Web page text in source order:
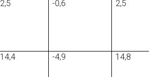
2,5 -0,6 2,5
14,4 -4,9 14,8